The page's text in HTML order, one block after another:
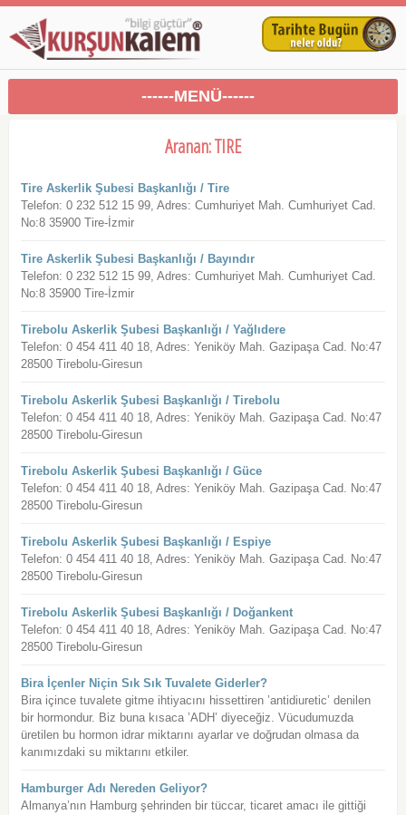
------MENÜ------
Aranan: TIRE
Tire Askerlik Şubesi Başkanlığı / Tire
Telefon: 0 232 512 15 99, Adres: Cumhuriyet Mah. Cumhuriyet Cad.
No:8 35900 Tire-İzmir
Tire Askerlik Şubesi Başkanlığı / Bayındır
Telefon: 0 232 512 15 99, Adres: Cumhuriyet Mah. Cumhuriyet Cad.
No:8 35900 Tire-İzmir
Tirebolu Askerlik Şubesi Başkanlığı / Yağlıdere
Telefon: 0 454 411 40 18, Adres: Yeniköy Mah. Gazipaşa Cad. No:47
28500 Tirebolu-Giresun
Tirebolu Askerlik Şubesi Başkanlığı / Tirebolu
Telefon: 0 454 411 40 18, Adres: Yeniköy Mah. Gazipaşa Cad. No:47
28500 Tirebolu-Giresun
Tirebolu Askerlik Şubesi Başkanlığı / Güce
Telefon: 0 454 411 40 18, Adres: Yeniköy Mah. Gazipaşa Cad. No:47
28500 Tirebolu-Giresun
Tirebolu Askerlik Şubesi Başkanlığı / Espiye
Telefon: 0 454 411 40 18, Adres: Yeniköy Mah. Gazipaşa Cad. No:47
28500 Tirebolu-Giresun
Tirebolu Askerlik Şubesi Başkanlığı / Doğankent
Telefon: 0 454 411 40 18, Adres: Yeniköy Mah. Gazipaşa Cad. No:47
28500 Tirebolu-Giresun
Bira İçenler Niçin Sık Sık Tuvalete Giderler?
Bira içince tuvalete gitme ihtiyacını hissettiren ’antidiuretic’ denilen
bir hormondur. Biz buna kısaca ’ADH’ diyeceğiz. Vücudumuzda
üretilen bu hormon idrar miktarını ayarlar ve doğrudan olmasa da
kanımızdaki su miktarını etkiler.
Hamburger Adı Nereden Geliyor?
Almanya’nın Hamburg şehrinden bir tüccar, ticaret amacı ile gittiği